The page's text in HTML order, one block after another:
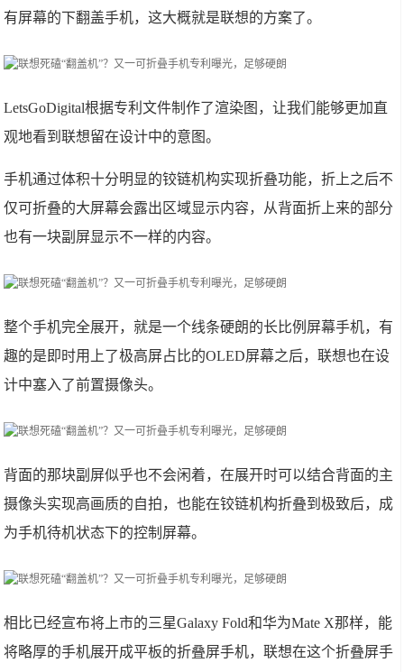
有屏幕的下翻盖手机，这大概就是联想的方案了。
LetsGoDigital根据专利文件制作了渲染图，让我们能够更加直
观地看到联想留在设计中的意图。
手机通过体积十分明显的铰链机构实现折叠功能，折上之后不
仅可折叠的大屏幕会露出区域显示内容，从背面折上来的部分
也有一块副屏显示不一样的内容。
整个手机完全展开，就是一个线条硬朗的长比例屏幕手机，有
趣的是即时用上了极高屏占比的OLED屏幕之后，联想也在设
计中塞入了前置摄像头。
背面的那块副屏似乎也不会闲着，在展开时可以结合背面的主
摄像头实现高画质的自拍，也能在铰链机构折叠到极致后，成
为手机待机状态下的控制屏幕。
相比已经宣布将上市的三星Galaxy Fold和华为Mate X那样，能
将略厚的手机展开成平板的折叠屏手机，联想在这个折叠屏手